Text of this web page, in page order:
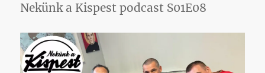
Nekünk a Kispest podcast S01E08